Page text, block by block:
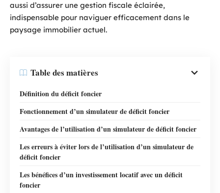
aussi d’assurer une gestion fiscale éclairée,
indispensable pour naviguer efficacement dans le
paysage immobilier actuel.
Table des matières
Définition du déficit foncier
Fonctionnement d’un simulateur de déficit foncier
Avantages de l’utilisation d’un simulateur de déficit foncier
Les erreurs à éviter lors de l’utilisation d’un simulateur de
déficit foncier
Les bénéfices d’un investissement locatif avec un déficit
foncier